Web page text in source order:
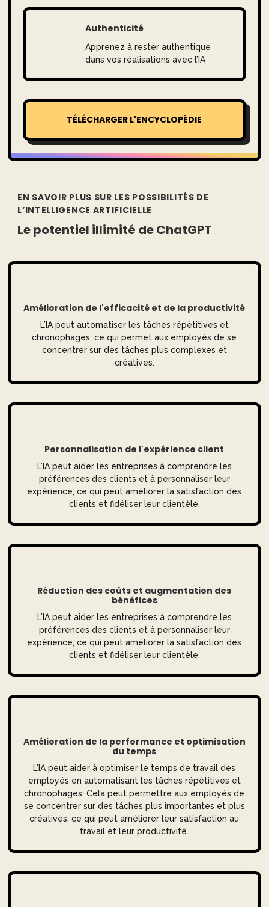
Authenticité
Apprenez à rester authentique
dans vos réalisations avec l’IA
TÉLÉCHARGER L'ENCYCLOPÉDIE
EN SAVOIR PLUS SUR LES POSSIBILITÉS DE
L’INTELLIGENCE ARTIFICIELLE
Le potentiel illimité de ChatGPT
Amélioration de l'efficacité et de la productivité
L’IA peut automatiser les tâches répétitives et
chronophages, ce qui permet aux employés de se
concentrer sur des tâches plus complexes et
créatives.
Personnalisation de l'expérience client
L’IA peut aider les entreprises à comprendre les
préférences des clients et à personnaliser leur
expérience, ce qui peut améliorer la satisfaction des
clients et fidéliser leur clientèle.
Réduction des coûts et augmentation des
bénéfices
L’IA peut aider les entreprises à comprendre les
préférences des clients et à personnaliser leur
expérience, ce qui peut améliorer la satisfaction des
clients et fidéliser leur clientèle.
Amélioration de la performance et optimisation
du temps
L’IA peut aider à optimiser le temps de travail des
employés en automatisant les tâches répétitives et
chronophages. Cela peut permettre aux employés de
se concentrer sur des tâches plus importantes et plus
créatives, ce qui peut améliorer leur satisfaction au
travail et leur productivité.